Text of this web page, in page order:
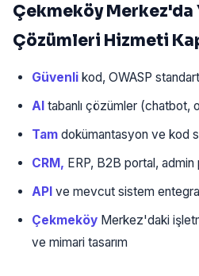
Çekmeköy Merkez'da
Çözümleri Hizmeti
Güvenli kod, OWASP
AI tabanlı çözümler (chatbot,
Tam dokümantasyon ve kod
CRM, ERP, B2B portal,
API ve mevcut sistem
Çekmeköy Merkez'daki
ve mimari tasarım